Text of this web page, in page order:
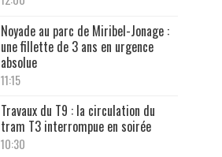
Noyade au parc de Miribel-Jonage :
une fillette de 3 ans en urgence
absolue
11:15
Travaux du T9 : la circulation du
tram T3 interrompue en soirée
10:30